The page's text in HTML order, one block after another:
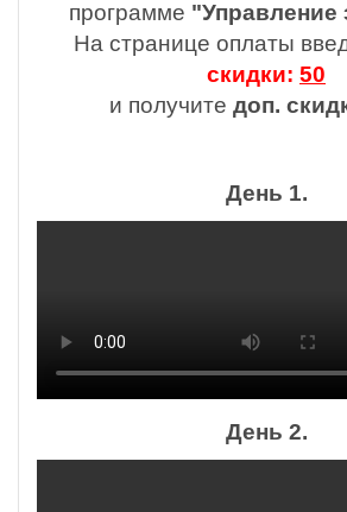
программе "Управление
На странице оплаты
скидки: 50
и получите доп.
День 1.
День 2.